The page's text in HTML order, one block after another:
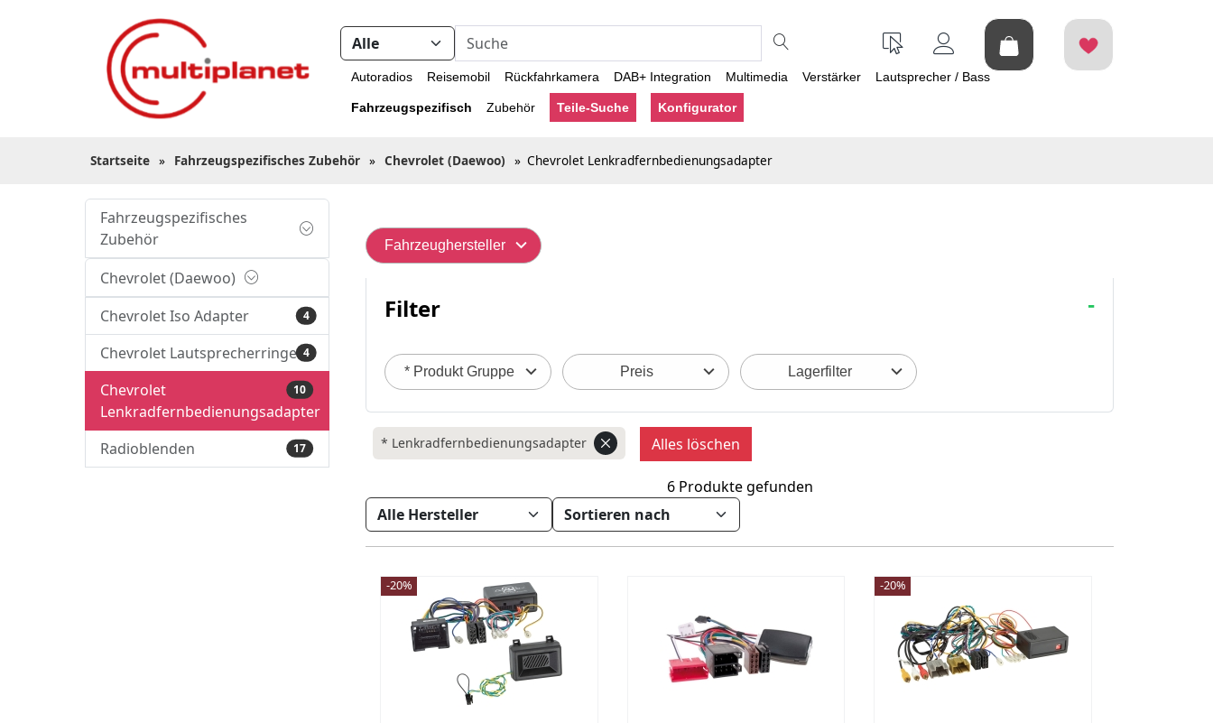
Autoradios Reisemobil Rückfahrkamera DAB+ Integration Multimedia Verstärker Lautsprecher / Bass
Fahrzeugspezifisch Zubehör Teile-Suche Konfigurator
Startseite » Fahrzeugspezifisches Zubehör » Chevrolet (Daewoo) » Chevrolet Lenkradfernbedienungsadapter
Fahrzeugspezifisches
Zubehör
Chevrolet (Daewoo)
Chevrolet Iso Adapter
4
Chevrolet Lautsprecherringe 4
Chevrolet
Lenkradfernbedienungsadapter
10
Radioblenden 17
Fahrzeughersteller
Filter
* Produkt Gruppe Preis Lagerfilter
* Lenkradfernbedienungsadapter Alles löschen
6 Produkte gefunden
-20% -20%